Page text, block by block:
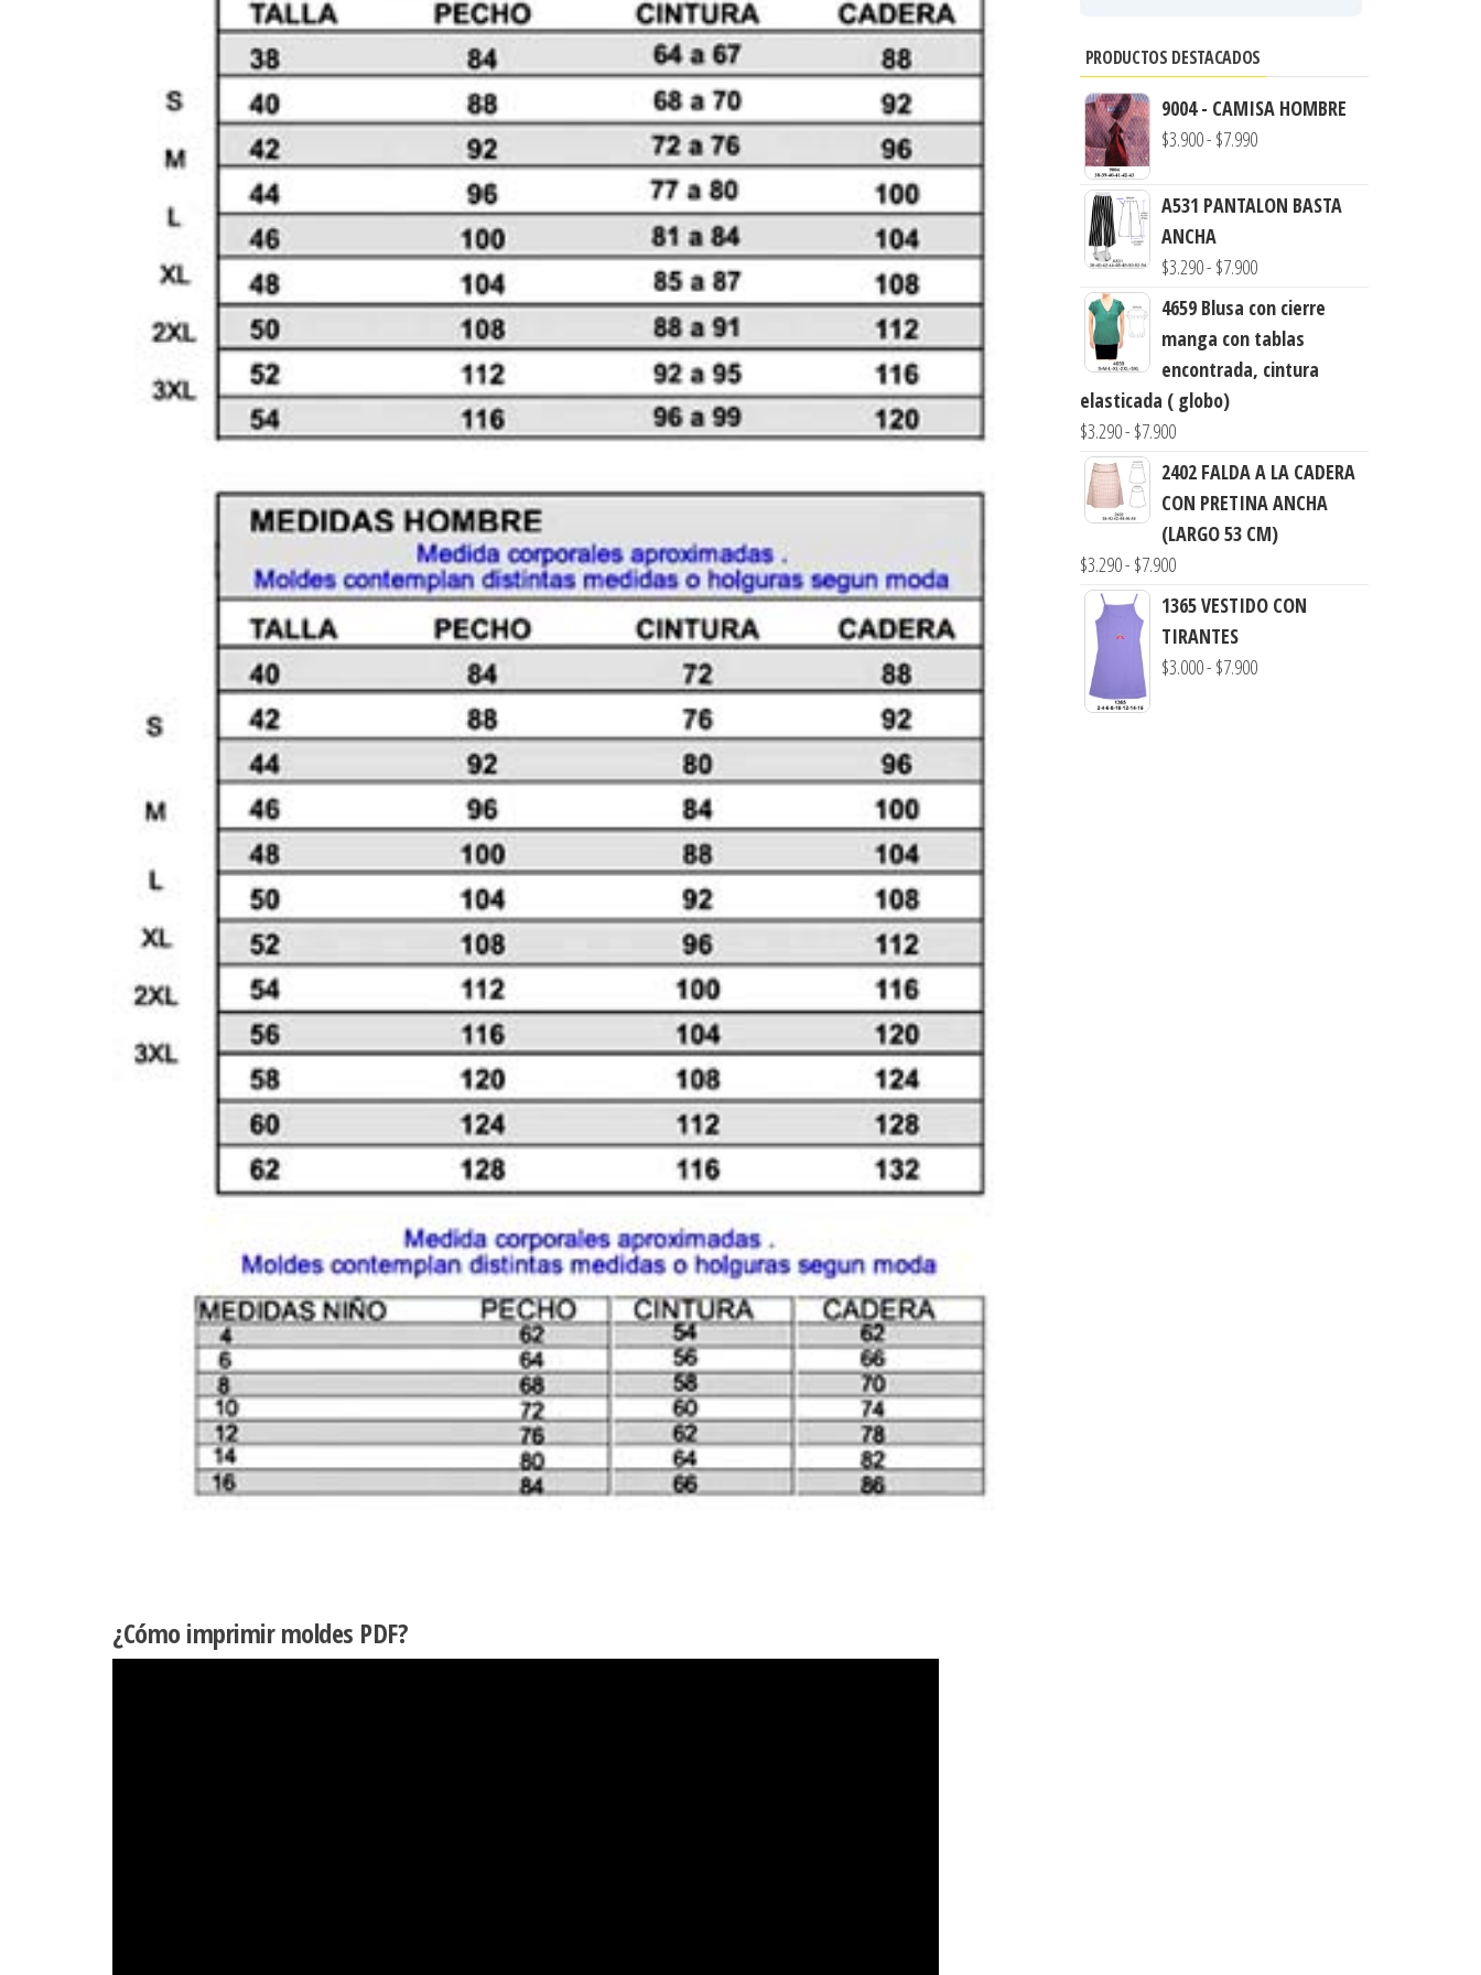
¿Cómo imprimir moldes PDF?
PRODUCTOS DESTACADOS
9004 - CAMISA HOMBRE
$3.900- $7.990Rango
precios:
$3.900
$7.990
A531 PANTALON BASTA
ANCHA
$3.290- $7.900Rango
precios:
desde
4659 Blusa con cierre
manga con tablas
encontrada, cintura
elasticada ( globo)
$3.290- $7.900Rango
de
precios:
desde
$3.290
$7.900
2402 FALDA A LA CADERA
CON PRETINA ANCHA
(LARGO 53 CM)
$3.290- $7.900Rango
de
precios:
desde
1365 VESTIDO CON
TIRANTES
$3.000- $7.900Rango